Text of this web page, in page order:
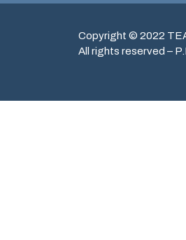
Copyright © 2022
All rights reserved –